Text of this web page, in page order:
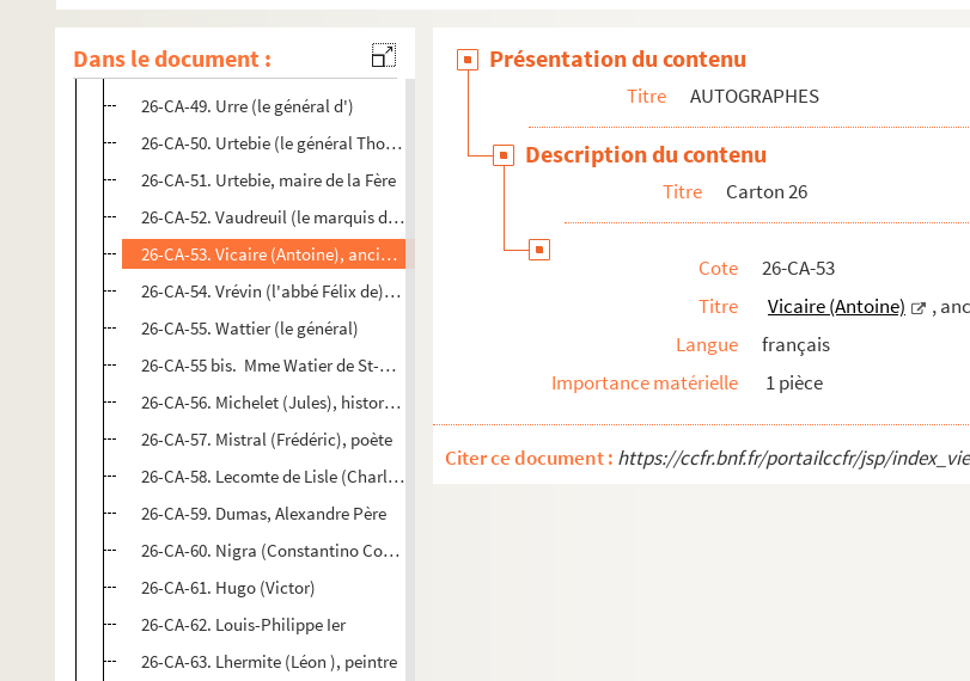
Dans le document :
26-CA-47. Tournant, opticien
26-CA-48. Tugny (le général baron de), ancien ministre de la guerre à Naples
26-CA-49. Urre (le général d')
26-CA-50. Urtebie (le général Thomas d')
26-CA-51. Urtebie, maire de la Fère
26-CA-52. Vaudreuil (le marquis de), conseiller d'État
26-CA-53. Vicaire (Antoine), ancien recteur de l'Université de Paris
26-CA-54. Vrévin (l'abbé Félix de), archidiacre de Laon
26-CA-55. Wattier (le général)
26-CA-55 bis. Mme Watier de St-Alphonse
26-CA-56. Michelet (Jules), historien
26-CA-57. Mistral (Frédéric), poète
26-CA-58. Lecomte de Lisle (Charles-Marie-René), poète
26-CA-59. Dumas, Alexandre Père
26-CA-60. Nigra (Constantino Comte), diplomate italien
26-CA-61. Hugo (Victor)
26-CA-62. Louis-Philippe Ier
26-CA-63. Lhermite (Léon ), peintre
Présentation du contenu
Titre AUTOGRAPHES
Description du contenu
Titre Carton 26
Cote
26-CA-53
Titre
Vicaire (Antoine)
,
Langue
français
Importance matérielle
1 pièce
Citer ce document : https://ccfr.bnf.fr/portailccfr/jsp/